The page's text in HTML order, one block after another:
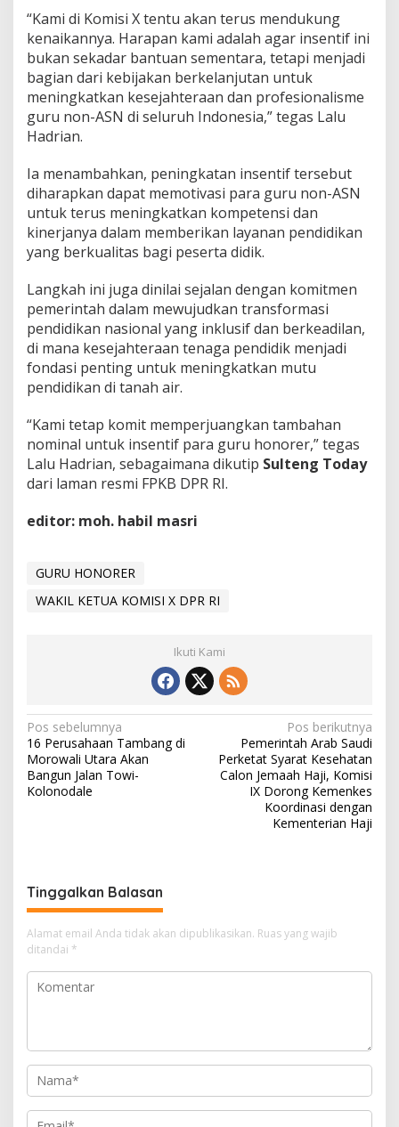
“Kami di Komisi X tentu akan terus mendukung
kenaikannya. Harapan kami adalah agar insentif ini
bukan sekadar bantuan sementara, tetapi menjadi
bagian dari kebijakan berkelanjutan untuk
meningkatkan kesejahteraan dan profesionalisme
guru non-ASN di seluruh Indonesia,” tegas Lalu
Hadrian.
Ia menambahkan, peningkatan insentif tersebut
diharapkan dapat memotivasi para guru non-ASN
untuk terus meningkatkan kompetensi dan
kinerjanya dalam memberikan layanan pendidikan
yang berkualitas bagi peserta didik.
Langkah ini juga dinilai sejalan dengan komitmen
pemerintah dalam mewujudkan transformasi
pendidikan nasional yang inklusif dan berkeadilan,
di mana kesejahteraan tenaga pendidik menjadi
fondasi penting untuk meningkatkan mutu
pendidikan di tanah air.
“Kami tetap komit memperjuangkan tambahan
nominal untuk insentif para guru honorer,” tegas
Lalu Hadrian, sebagaimana dikutip Sulteng Today
dari laman resmi FPKB DPR RI.
editor: moh. habil masri
GURU HONORER
WAKIL KETUA KOMISI X DPR RI
Ikuti Kami
Navigasi
pos
Pos sebelumnya
16 Perusahaan Tambang di
Morowali Utara Akan
Bangun Jalan Towi-
Kolonodale
Pos berikutnya
Pemerintah Arab Saudi
Perketat Syarat Kesehatan
Calon Jemaah Haji, Komisi
IX Dorong Kemenkes
Koordinasi dengan
Kementerian Haji
Tinggalkan Balasan
Alamat email Anda tidak akan dipublikasikan. Ruas yang wajib
ditandai *